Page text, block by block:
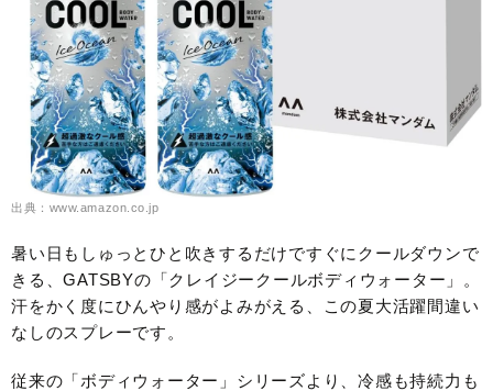
出典：www.amazon.co.jp
暑い日もしゅっとひと吹きするだけですぐにクールダウンで
きる、GATSBYの「クレイジークールボディウォーター」。
汗をかく度にひんやり感がよみがえる、この夏大活躍間違い
なしのスプレーです。
従来の「ボディウォーター」シリーズより、冷感も持続力も